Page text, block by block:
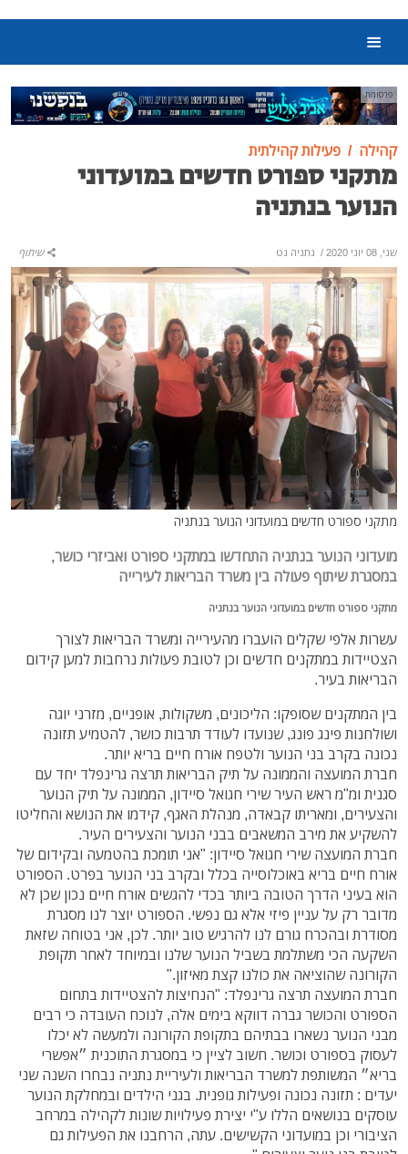
פרסומת
קהילה פעילות קהילתית
מתקני ספורט חדשים במועדוני
הנוער בנתניה
שני, 08 יוני 2020 / נתניה נט שיתוף
מתקני ספורט חדשים במועדוני הנוער בנתניה
מועדוני הנוער בנתניה התחדשו במתקני ספורט ואביזרי כושר,
במסגרת שיתוף פעולה בין משרד הבריאות לעירייה
מתקני ספורט חדשים במועדוני הנוער בנתניה
עשרות אלפי שקלים הועברו מהעירייה ומשרד הבריאות לצורך
הצטיידות במתקנים חדשים וכן לטובת פעולות נרחבות למען קידום
הבריאות בעיר.
בין המתקנים שסופקו: הליכונים, משקולות, אופניים, מזרני יוגה
ושולחנות פינג פונג, שנועדו לעודד תרבות כושר, להטמיע תזונה
נכונה בקרב בני הנוער ולטפח אורח חיים בריא יותר.
חברת המועצה והממונה על תיק הבריאות תרצה גרינפלד יחד עם
סגנית ומ"מ ראש העיר שירי חגואל סיידון, הממונה על תיק הנוער
והצעירים, ומאריתו קבאדה, מנהלת האגף, קידמו את הנושא והחליטו
להשקיע את מירב המשאבים בבני הנוער והצעירים העיר.
חברת המועצה שירי חגואל סיידון: "אני תומכת בהטמעה ובקידום של
אורח חיים בריא באוכלוסייה בכלל ובקרב בני הנוער בפרט. הספורט
הוא בעיני הדרך הטובה ביותר בכדי להגשים אורח חיים נכון שכן לא
מדובר רק על עניין פיזי אלא גם נפשי. הספורט יוצר לנו מסגרת
מסודרת ובהכרח גורם לנו להרגיש טוב יותר. לכן, אני בטוחה שזאת
השקעה הכי משתלמת בשביל הנוער שלנו ובמיוחד לאחר תקופת
הקורונה שהוציאה את כולנו קצת מאיזון."
חברת המועצה תרצה גרינפלד: "הנחיצות להצטיידות בתחום
הספורט והכושר גברה דווקא בימים אלה, לנוכח העובדה כי רבים
מבני הנוער נשארו בבתיהם בתקופת הקורונה ולמעשה לא יכלו
לעסוק בספורט וכושר. חשוב לציין כי במסגרת התוכנית ״אפשרי
בריא״ המשותפת למשרד הבריאות ולעיריית נתניה נבחרו השנה שני
יעדים : תזונה נכונה ופעילות גופנית. בגני הילדים ובמחלקת הנוער
עוסקים בנושאים הללו ע"י יצירת פעילויות שונות לקהילה במרחב
הציבורי וכן במועדוני הקשישים. עתה, הרחבנו את הפעילות גם